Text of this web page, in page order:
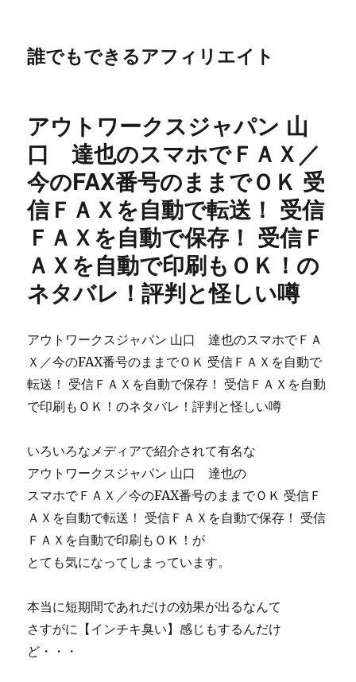
誰でもできるアフィリエイト
アウトワークスジャパン 山
口 達也のスマホでＦＡＸ／
今のFAX番号のままでＯＫ 受
信ＦＡＸを自動で転送！ 受信
ＦＡＸを自動で保存！ 受信Ｆ
ＡＸを自動で印刷もＯＫ！の
ネタバレ！評判と怪しい噂
アウトワークスジャパン 山口 達也のスマホでＦＡ
Ｘ／今のFAX番号のままでＯＫ 受信ＦＡＸを自動で
転送！ 受信ＦＡＸを自動で保存！ 受信ＦＡＸを自動
で印刷もＯＫ！のネタバレ！評判と怪しい噂
いろいろなメディアで紹介されて有名な
アウトワークスジャパン 山口 達也の
スマホでＦＡＸ／今のFAX番号のままでＯＫ 受信Ｆ
ＡＸを自動で転送！ 受信ＦＡＸを自動で保存！ 受信
ＦＡＸを自動で印刷もＯＫ！が
とても気になってしまっています。
本当に短期間であれだけの効果が出るなんて
さすがに【インチキ臭い】感じもするんだけ
ど・・・